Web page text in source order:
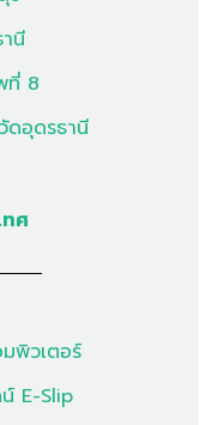
นี
ที่ 8
ดอุดรธานี
ทศ
พิวเตอร์
E-Slip